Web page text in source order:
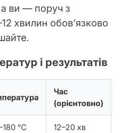
ви — поруч з
хвилин обов’язково
і результатів
Час
(орієнтовно)
°C 12–20 хв